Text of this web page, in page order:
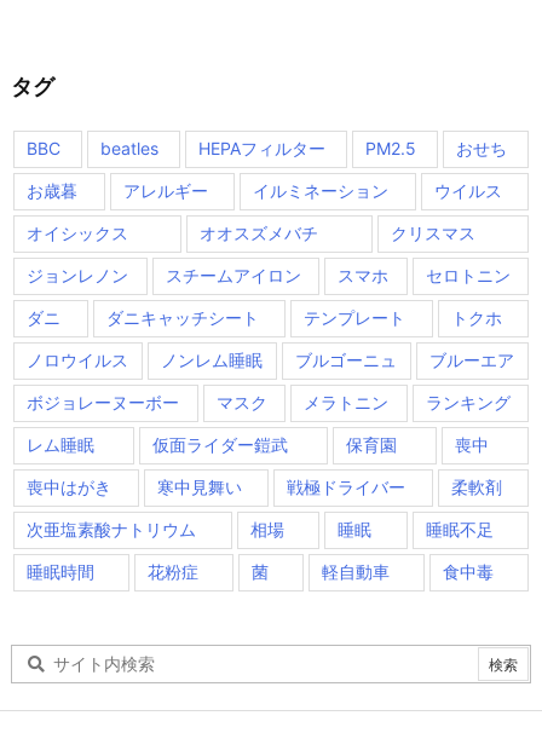
タグ
BBC beatles HEPAフィルター PM2.5 おせち
お歳暮 アレルギー イルミネーション ウイルス
オイシックス オオスズメバチ クリスマス
ジョンレノン スチームアイロン スマホ セロトニン
ダニ ダニキャッチシート テンプレート トクホ
ノロウイルス ノンレム睡眠 ブルゴーニュ ブルーエア
ボジョレーヌーボー マスク メラトニン ランキング
レム睡眠 仮面ライダー鎧武 保育園 喪中
喪中はがき 寒中見舞い 戦極ドライバー 柔軟剤
次亜塩素酸ナトリウム 相場 睡眠 睡眠不足
睡眠時間 花粉症 菌 軽自動車 食中毒